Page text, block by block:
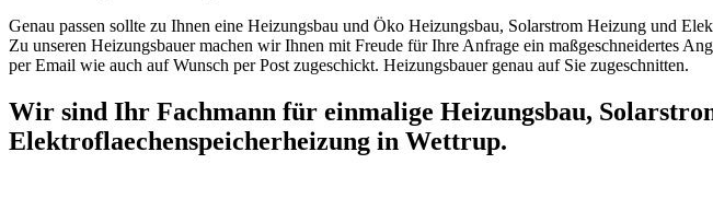
Genau passen sollte zu Ihnen eine Heizungsbau und Öko Heizungsbau, Solarstrom Heizung und
Zu unseren Heizungsbauer machen wir Ihnen mit Freude für Ihre Anfrage ein maßgeschneidertes
per Email wie auch auf Wunsch per Post zugeschickt. Heizungsbauer genau auf Sie zugeschnitten.
Wir sind Ihr Fachmann für einmalige Heizungsbau,
Elektroflaechenspeicherheizung in Wettrup.